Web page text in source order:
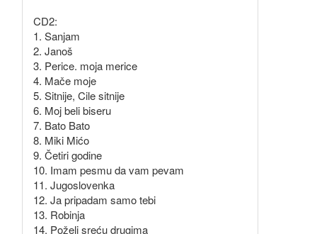
CD2:
1. Sanjam
2. Janoš
3. Perice. moja merice
4. Mače moje
5. Sitnije, Cile sitnije
6. Moj beli biseru
7. Bato Bato
8. Miki Mićo
9. Četiri godine
10. Imam pesmu da vam pevam
11. Jugoslovenka
12. Ja pripadam samo tebi
13. Robinja
14. Poželi sreću drugima